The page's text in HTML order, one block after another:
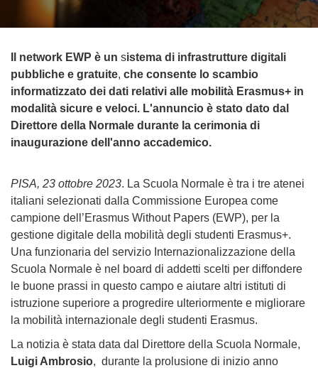
Il network EWP è un sistema di infrastrutture digitali
pubbliche e gratuite, che consente lo scambio
informatizzato dei dati relativi alle mobilità Erasmus+ in
modalità sicure e veloci. L'annuncio è stato dato dal
Direttore della Normale durante la cerimonia di
inaugurazione dell'anno accademico.
PISA, 23 ottobre 2023. La Scuola Normale è tra i tre atenei
italiani selezionati dalla Commissione Europea come
campione dell’Erasmus Without Papers (EWP), per la
gestione digitale della mobilità degli studenti Erasmus+.
Una funzionaria del servizio Internazionalizzazione della
Scuola Normale è nel board di addetti scelti per diffondere
le buone prassi in questo campo e aiutare altri istituti di
istruzione superiore a progredire ulteriormente e migliorare
la mobilità internazionale degli studenti Erasmus.
La notizia è stata data dal Direttore della Scuola Normale,
Luigi Ambrosio, durante la prolusione di inizio anno